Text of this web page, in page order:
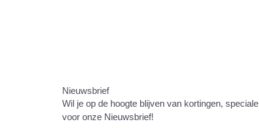
Nieuwsbrief
Wil je op de hoogte blijven van kortingen,
voor onze Nieuwsbrief!